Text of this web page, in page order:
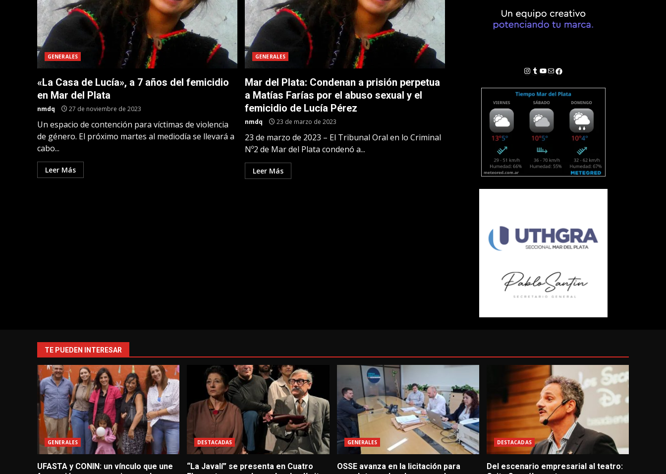
GENERALES
«La Casa de Lucía», a 7 años del femicidio
en Mar del Plata
nmdq 27 de noviembre de 2023
Un espacio de contención para víctimas de violencia
de género. El próximo martes al mediodía se llevará a
cabo...
Leer Más
GENERALES
Mar del Plata: Condenan a prisión perpetua
a Matías Farías por el abuso sexual y el
femicidio de Lucía Pérez
nmdq 23 de marzo de 2023
23 de marzo de 2023 – El Tribunal Oral en lo Criminal
Nº2 de Mar del Plata condenó a...
Leer Más
Instagram
Tumblr
YouTube
Correo electrónico
Facebook
TE PUEDEN INTERESAR
GENERALES
UFASTA y CONIN: un vínculo que une
DESTACADAS
“La Javalí” se presenta en Cuatro
GENERALES
OSSE avanza en la licitación para
DESTACADAS
Del escenario empresarial al teatro: